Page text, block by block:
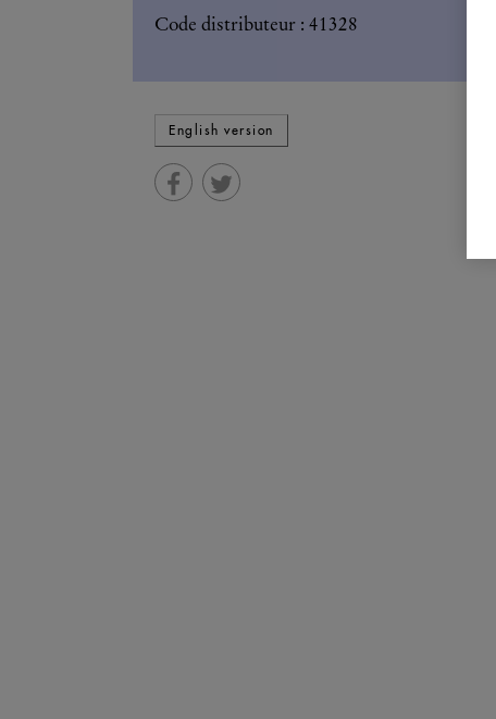
Code distributeur : 41328
English version